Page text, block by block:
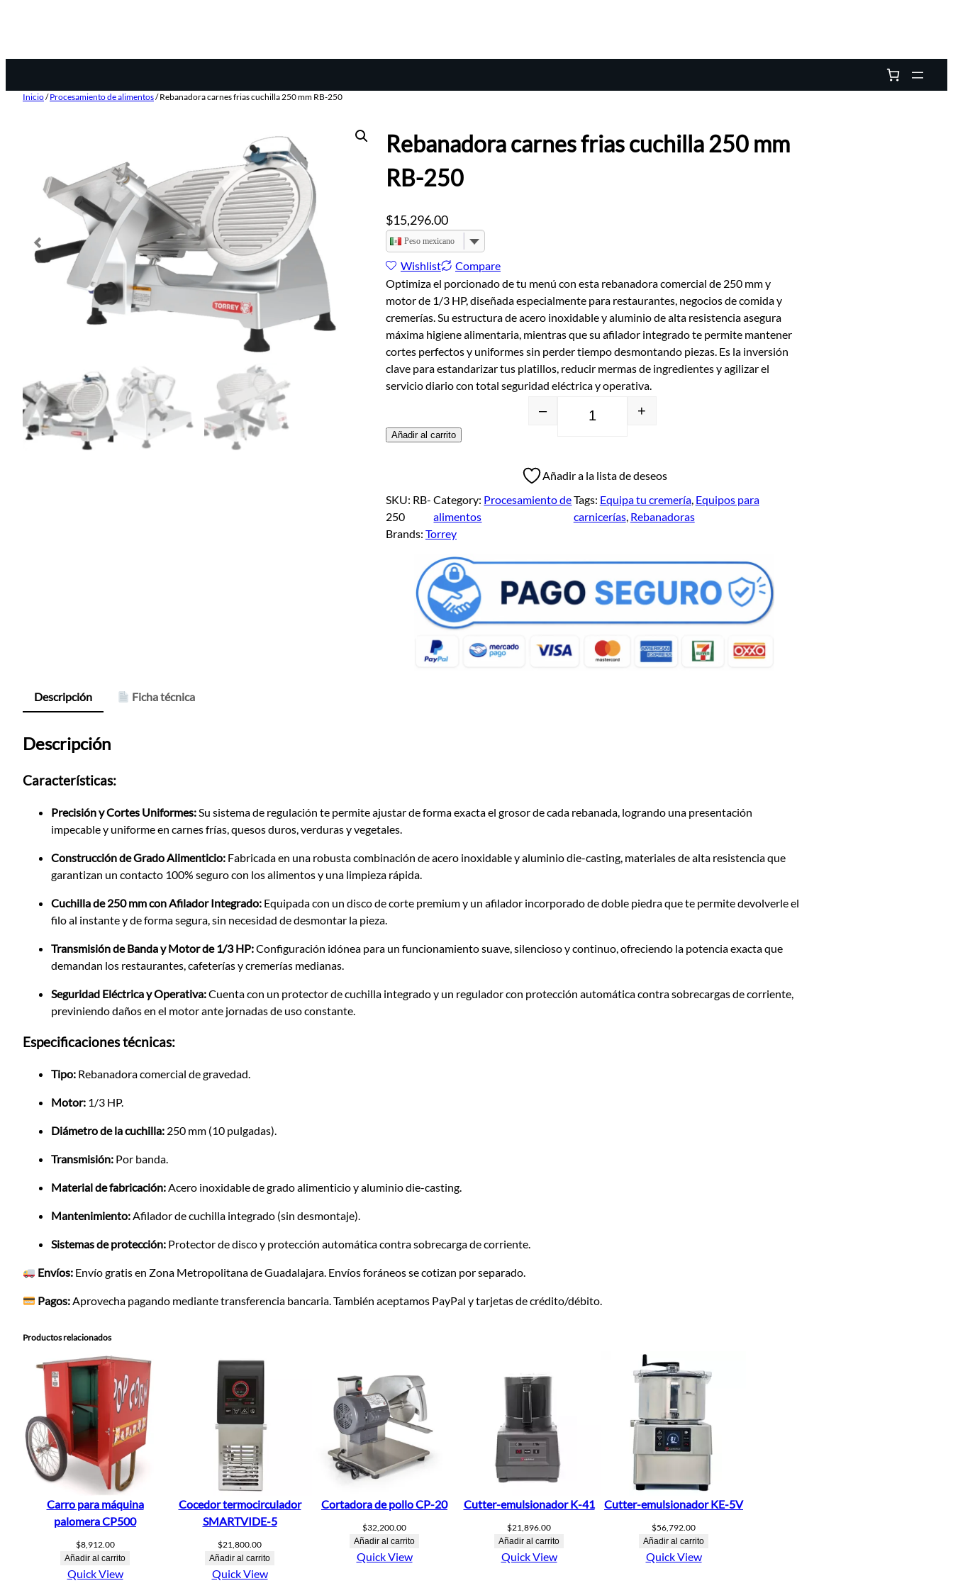
Inicio/Procesamiento de alimentos/ Rebanadora carnes frias cuchilla 250 mm RB-250
Rebanadora carnes frias cuchilla 250 mm
RB-250
$15,296.00
Peso mexicano
Wishlist
Compare
Optimiza el porcionado de tu menú con esta rebanadora comercial de 250 mm y
motor de 1/3 HP, diseñada especialmente para restaurantes, negocios de comida y
cremerías. Su estructura de acero inoxidable y aluminio de alta resistencia asegura
máxima higiene alimentaria, mientras que su afilador integrado te permite mantener
cortes perfectos y uniformes sin perder tiempo desmontando piezas. Es la inversión
clave para estandarizar tus platillos, reducir mermas de ingredientes y agilizar el
servicio diario con total seguridad eléctrica y operativa.
– +
Añadir al carrito
Añadir a la lista de deseos
SKU: RB-
250
Category: Procesamiento de
alimentos
Tags: Equipa tu cremería, Equipos para
carnicerías, Rebanadoras
Brands: Torrey
Descripción Ficha técnica
Descripción
Características:
Precisión y Cortes Uniformes: Su sistema de regulación te permite ajustar de forma exacta el grosor de cada rebanada, logrando una presentación
impecable y uniforme en carnes frías, quesos duros, verduras y vegetales.
Construcción de Grado Alimenticio: Fabricada en una robusta combinación de acero inoxidable y aluminiodie-casting , materiales de alta resistencia que
garantizan un contacto 100% seguro con los alimentos y una limpieza rápida.
Cuchilla de 250 mm con Afilador Integrado: Equipada con un disco de corte premium y un afilador incorporado de doble piedra que te permite devolverle el
filo al instante y de forma segura, sin necesidad de desmontar la pieza.
Transmisión de Banda y Motor de 1/3 HP:Configuración idónea para un funcionamiento suave, silencioso y continuo, ofreciendo la potencia exacta que
demandan los restaurantes, cafeterías y cremerías medianas.
Seguridad Eléctrica y Operativa:Cuenta con un protector de cuchilla integrado y un regulador con protección automática contra sobrecargas de corriente,
previniendo daños en el motor ante jornadas de uso constante.
Especificaciones técnicas:
Tipo: Rebanadora comercial de gravedad.
Motor: 1/3 HP.
Diámetro de la cuchilla: 250 mm (10 pulgadas).
Transmisión: Por banda.
Material de fabricación:Acero inoxidable de grado alimenticio y aluminiodie-casting.
Mantenimiento:Afilador de cuchilla integrado (sin desmontaje).
Sistemas de protección: Protector de disco y protección automática contra sobrecarga de corriente.
Envíos: Envío gratis en Zona Metropolitana de Guadalajara. Envíos foráneos se cotizan por separado.
Pagos:Aprovecha pagando mediante transferencia bancaria. También aceptamos PayPal y tarjetas de crédito/débito.
Productos relacionados
Carro para máquina
palomera CP500
$8,912.00
Añadir al carrito
Quick View
Cocedor termocirculador
SMARTVIDE-5
$21,800.00
Añadir al carrito
Quick View
Cortadora de pollo CP-20
$32,200.00
Añadir al carrito
Quick View
Cutter-emulsionador K-41
$21,896.00
Añadir al carrito
Quick View
Cutter-emulsionador KE-5V
$56,792.00
Añadir al carrito
Quick View